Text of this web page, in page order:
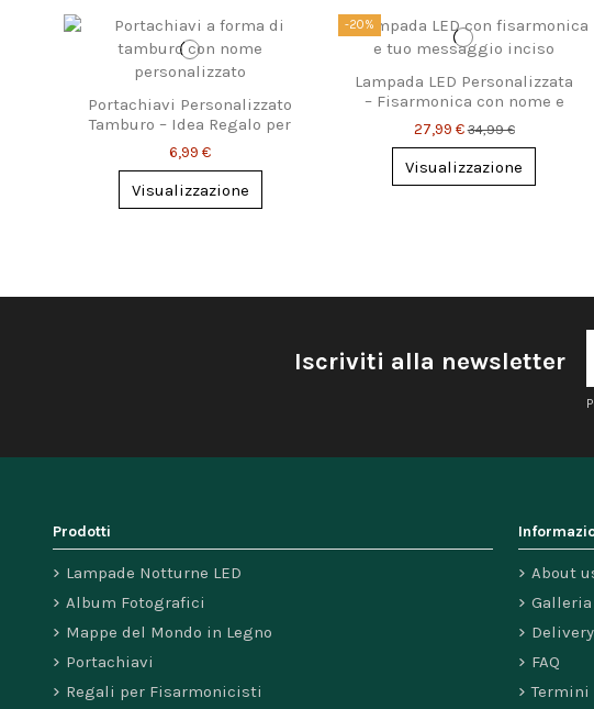
Portachiavi Personalizzato
Tamburo – Idea Regalo per
Batteristi
6,99 €
Visualizzazione
-20%
Lampada LED Personalizzata
– Fisarmonica con nome e
testo
27,99 €34,99 €
Visualizzazione
Iscriviti alla newsletter
Prodotti
Lampade Notturne LED
Album Fotografici
Mappe del Mondo in Legno
Portachiavi
Regali per Fisarmonicisti
About
Galleria
Delivery
FAQ
Termini